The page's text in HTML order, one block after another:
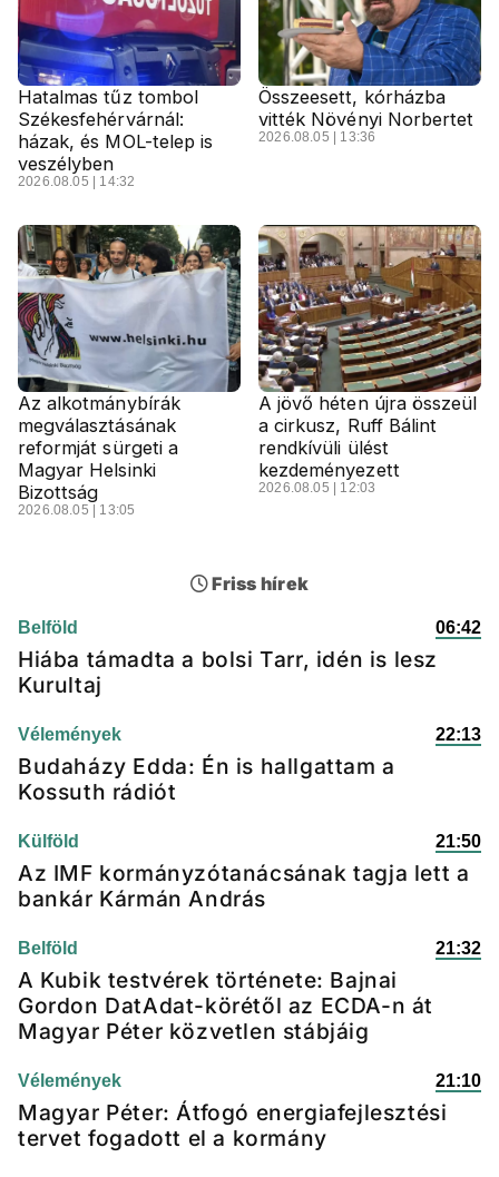
Hatalmas tűz tombol
Székesfehérvárnál:
házak, és MOL-telep is
veszélyben
2026.08.05 | 14:32
Összeesett, kórházba
vitték Növényi Norbertet
2026.08.05 | 13:36
Az alkotmánybírák
megválasztásának
reformját sürgeti a
Magyar Helsinki
Bizottság
2026.08.05 | 13:05
A jövő héten újra összeül
a cirkusz, Ruff Bálint
rendkívüli ülést
kezdeményezett
2026.08.05 | 12:03
Friss hírek
Belföld 06:42
Hiába támadta a bolsi Tarr, idén is lesz
Kurultaj
Vélemények 22:13
Budaházy Edda: Én is hallgattam a
Kossuth rádiót
Külföld 21:50
Az IMF kormányzótanácsának tagja lett a
bankár Kármán András
Belföld 21:32
A Kubik testvérek története: Bajnai
Gordon DatAdat-körétől az ECDA-n át
Magyar Péter közvetlen stábjáig
Vélemények 21:10
Magyar Péter: Átfogó energiafejlesztési
tervet fogadott el a kormány